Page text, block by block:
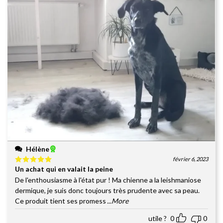
Hélène
Note5sur
5
février 6, 2023
Un achat qui en valait la peine
De l'enthousiasme à l'état pur ! Ma chienne a la leishmaniose
dermique, je suis donc toujours très prudente avec sa peau.
Ce produit tient ses promess ...More
utile ? 0 0